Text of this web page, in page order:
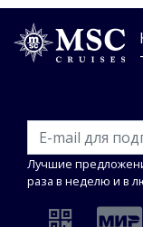
Лучшие
раза в неделю и в